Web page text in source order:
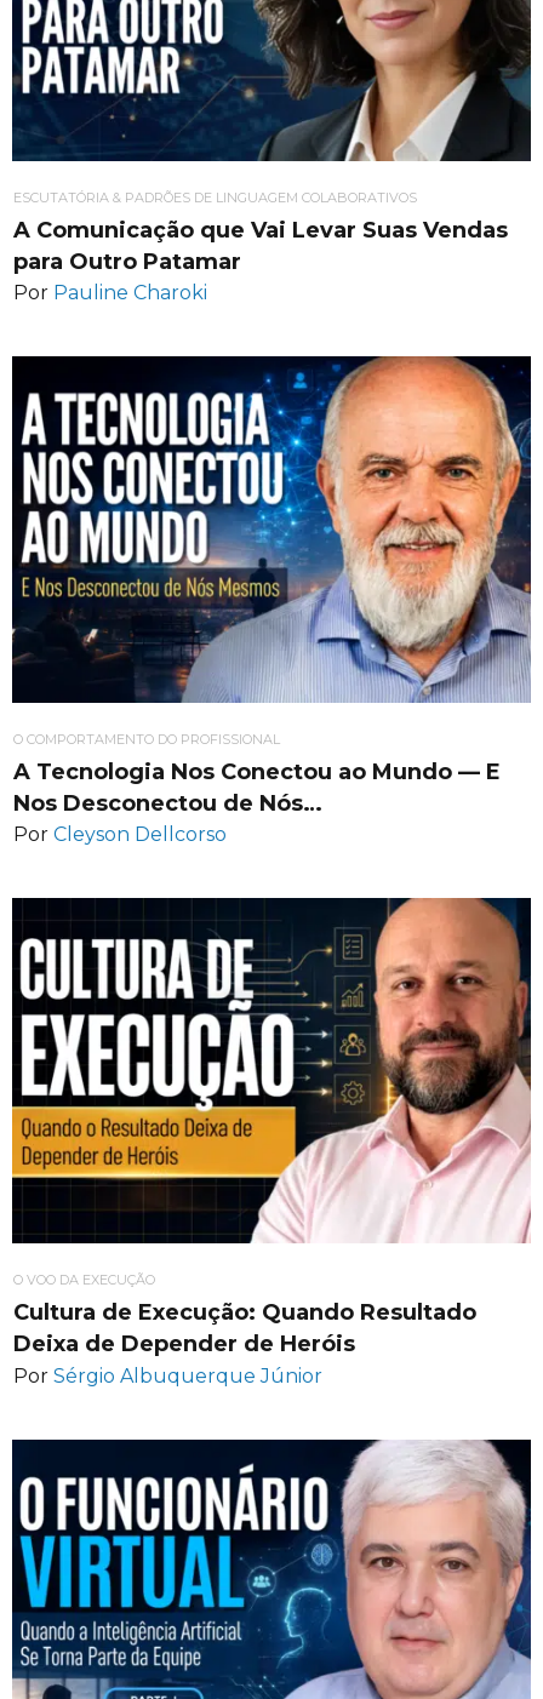
ESCUTATÓRIA & PADRÕES DE LINGUAGEM COLABORATIVOS
A Comunicação que Vai Levar Suas Vendas
para Outro Patamar
Por Pauline Charoki
O COMPORTAMENTO DO PROFISSIONAL
A Tecnologia Nos Conectou ao Mundo — E
Nos Desconectou de Nós…
Por Cleyson Dellcorso
O VOO DA EXECUÇÃO
Cultura de Execução: Quando Resultado
Deixa de Depender de Heróis
Por Sérgio Albuquerque Júnior